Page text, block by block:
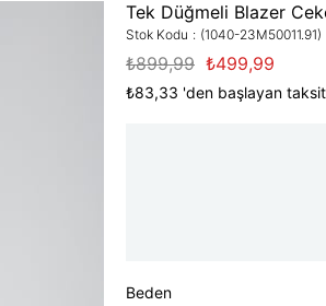
Tek Düğmeli Blazer
Stok Kodu (1040-23M50011.91)
₺899,99 ₺499,99
₺83,33 'den başlayan
Beden